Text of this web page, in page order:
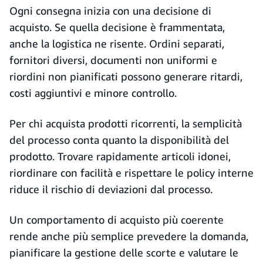
Ogni consegna inizia con una decisione di
acquisto. Se quella decisione è frammentata,
anche la logistica ne risente. Ordini separati,
fornitori diversi, documenti non uniformi e
riordini non pianificati possono generare ritardi,
costi aggiuntivi e minore controllo.
Per chi acquista prodotti ricorrenti, la semplicità
del processo conta quanto la disponibilità del
prodotto. Trovare rapidamente articoli idonei,
riordinare con facilità e rispettare le policy interne
riduce il rischio di deviazioni dal processo.
Un comportamento di acquisto più coerente
rende anche più semplice prevedere la domanda,
pianificare la gestione delle scorte e valutare le